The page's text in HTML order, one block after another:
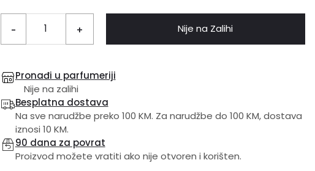
- + Nije na Zalihi
Pronađi u parfumeriji
Nije na zalihi
Besplatna dostava
Na sve narudžbe preko 100 KM. Za narudžbe do 100 KM, dostava
iznosi 10 KM.
90 dana za povrat
Proizvod možete vratiti ako nije otvoren i korišten.